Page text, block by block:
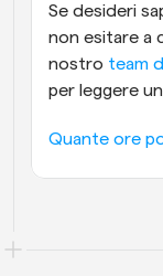
Se desideri
non esitare a
nostro team
per leggere
Quante ore